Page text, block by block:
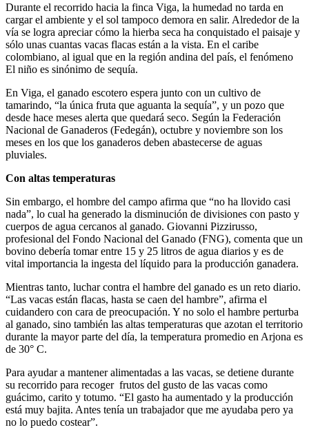
Durante el recorrido hacia la finca Viga, la humedad no tarda en
cargar el ambiente y el sol tampoco demora en salir. Alrededor de la
vía se logra apreciar cómo la hierba seca ha conquistado el paisaje y
sólo unas cuantas vacas flacas están a la vista. En el caribe
colombiano, al igual que en la región andina del país, el fenómeno
El niño es sinónimo de sequía.
En Viga, el ganado escotero espera junto con un cultivo de
tamarindo, “la única fruta que aguanta la sequía”, y un pozo que
desde hace meses alerta que quedará seco. Según la Federación
Nacional de Ganaderos (Fedegán), octubre y noviembre son los
meses en los que los ganaderos deben abastecerse de aguas
pluviales.
Con altas temperaturas
Sin embargo, el hombre del campo afirma que “no ha llovido casi
nada”, lo cual ha generado la disminución de divisiones con pasto y
cuerpos de agua cercanos al ganado. Giovanni Pizzirusso,
profesional del Fondo Nacional del Ganado (FNG), comenta que un
bovino debería tomar entre 15 y 25 litros de agua diarios y es de
vital importancia la ingesta del líquido para la producción ganadera.
Mientras tanto, luchar contra el hambre del ganado es un reto diario.
“Las vacas están flacas, hasta se caen del hambre”, afirma el
cuidandero con cara de preocupación. Y no solo el hambre perturba
al ganado, sino también las altas temperaturas que azotan el territorio
durante la mayor parte del día, la temperatura promedio en Arjona es
de 30° C.
Para ayudar a mantener alimentadas a las vacas, se detiene durante
su recorrido para recoger frutos del gusto de las vacas como
guácimo, carito y totumo. “El gasto ha aumentado y la producción
está muy bajita. Antes tenía un trabajador que me ayudaba pero ya
no lo puedo costear”.